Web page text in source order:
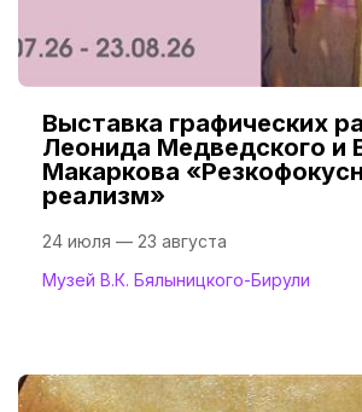
Выставка графических
Леонида Медведского и
Макаркова
реализм»
24 июля — 23 августа
Музей В.К. Бялыницкого-Бирули